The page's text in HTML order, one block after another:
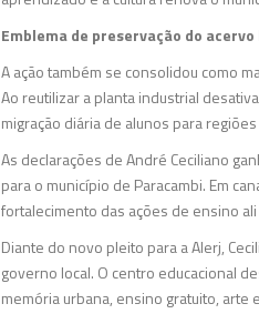
Emblema de preservação do
A ação também se consolidou como
Ao reutilizar a planta industrial
migração diária de alunos para
As declarações de André Ceciliano
para o município de Paracambi. Em
fortalecimento das ações de ensino
Diante do novo pleito para a Alerj,
governo local. O centro educacional
memória urbana, ensino gratuito, arte